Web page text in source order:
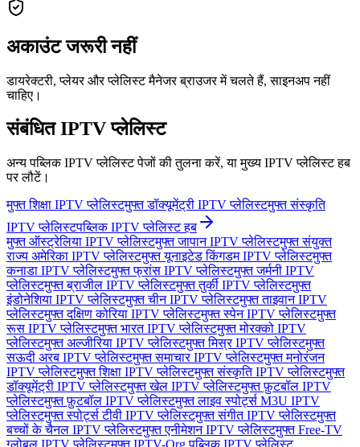
अकाउंट जरूरी नहीं
डायरेक्टरी, प्लेयर और प्लेलिस्ट मैनेजर ब्राउजर में चलते हैं, साइनअप नहीं
चाहिए।
संबंधित IPTV प्लेलिस्ट
अन्य पब्लिक IPTV प्लेलिस्ट पेजों की तुलना करें, या मुख्य IPTV प्लेलिस्ट हब
पर लौटें।
मुफ्त शिक्षा IPTV प्लेलिस्टमुफ्त डॉक्यूमेंट्री IPTV प्लेलिस्टमुफ्त संस्कृति
IPTV प्लेलिस्टपब्लिक IPTV प्लेलिस्ट हब
मुफ्त ऑस्ट्रेलिया IPTV प्लेलिस्टमुफ्त जापान IPTV प्लेलिस्टमुफ्त संयुक्त
राज्य अमेरिका IPTV प्लेलिस्टमुफ्त यूनाइटेड किंगडम IPTV प्लेलिस्टमुफ्त
कनाडा IPTV प्लेलिस्टमुफ्त फ्रांस IPTV प्लेलिस्टमुफ्त जर्मनी IPTV
प्लेलिस्टमुफ्त ब्राजील IPTV प्लेलिस्टमुफ्त तुर्की IPTV प्लेलिस्टमुफ्त
इंडोनेशिया IPTV प्लेलिस्टमुफ्त चीन IPTV प्लेलिस्टमुफ्त ताइवान IPTV
प्लेलिस्टमुफ्त दक्षिण कोरिया IPTV प्लेलिस्टमुफ्त स्पेन IPTV प्लेलिस्टमुफ्त
रूस IPTV प्लेलिस्टमुफ्त भारत IPTV प्लेलिस्टमुफ्त मोरक्को IPTV
प्लेलिस्टमुफ्त अल्जीरिया IPTV प्लेलिस्टमुफ्त मिस्र IPTV प्लेलिस्टमुफ्त
सऊदी अरब IPTV प्लेलिस्टमुफ्त समाचार IPTV प्लेलिस्टमुफ्त मनोरंजन
IPTV प्लेलिस्टमुफ्त शिक्षा IPTV प्लेलिस्टमुफ्त संस्कृति IPTV प्लेलिस्टमुफ्त
डॉक्यूमेंट्री IPTV प्लेलिस्टमुफ्त खेल IPTV प्लेलिस्टमुफ्त फ़ुटबॉल IPTV
प्लेलिस्टमुफ्त फ़ुटबॉल IPTV प्लेलिस्टमुफ्त लाइव स्पोर्ट्स M3U IPTV
प्लेलिस्टमुफ्त स्पोर्ट्स टीवी IPTV प्लेलिस्टमुफ्त संगीत IPTV प्लेलिस्टमुफ्त
बच्चों के चैनल IPTV प्लेलिस्टमुफ्त एनीमेशन IPTV प्लेलिस्टमुफ्त Free-TV